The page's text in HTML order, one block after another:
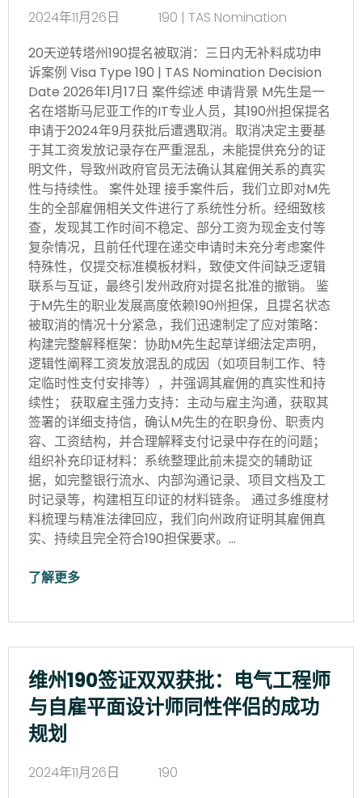
2024年11月26日
190 | TAS Nomination
20天逆转塔州190提名被取消：三日内无补料成功申
诉案例 Visa Type 190 | TAS Nomination Decision
Date 2026年1月17日 案件综述 申请背景 M先生是一
名在塔斯马尼亚工作的IT专业人员，其190州担保提名
申请于2024年9月获批后遭遇取消。取消决定主要基
于其工资发放记录存在严重混乱，未能提供充分的证
明文件，导致州政府官员无法确认其雇佣关系的真实
性与持续性。 案件处理 接手案件后，我们立即对M先
生的全部雇佣相关文件进行了系统性分析。经细致核
查，发现其工作时间不稳定、部分工资为现金支付等
复杂情况，且前任代理在递交申请时未充分考虑案件
特殊性，仅提交标准模板材料，致使文件间缺乏逻辑
联系与互证，最终引发州政府对提名批准的撤销。 鉴
于M先生的职业发展高度依赖190州担保，且提名状态
被取消的情况十分紧急，我们迅速制定了应对策略：
构建完整解释框架：协助M先生起草详细法定声明，
逻辑性阐释工资发放混乱的成因（如项目制工作、特
定临时性支付安排等），并强调其雇佣的真实性和持
续性； 获取雇主强力支持：主动与雇主沟通，获取其
签署的详细支持信，确认M先生的在职身份、职责内
容、工资结构，并合理解释支付记录中存在的问题；
组织补充印证材料：系统整理此前未提交的辅助证
据，如完整银行流水、内部沟通记录、项目文档及工
时记录等，构建相互印证的材料链条。 通过多维度材
料梳理与精准法律回应，我们向州政府证明其雇佣真
实、持续且完全符合190担保要求。…
了解更多
维州190签证双双获批：电气工程师
与自雇平面设计师同性伴侣的成功
规划
2024年11月26日
190